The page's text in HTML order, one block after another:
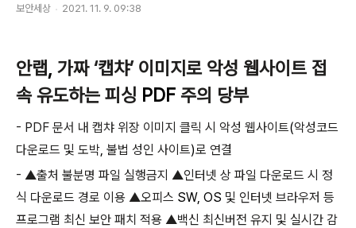
보안세상 2021. 11. 9. 09:38
안랩, 가짜 ‘캡챠’ 이미지로 악성 웹사이트 접
속 유도하는 피싱 PDF 주의 당부
- PDF 문서 내 캡챠 위장 이미지 클릭 시 악성 웹사이트(악성코드
다운로드 및 도박, 불법 성인 사이트)로 연결
- ▲출처 불분명 파일 실행금지 ▲인터넷 상 파일 다운로드 시 정
식 다운로드 경로 이용 ▲오피스 SW, OS 및 인터넷 브라우저 등
프로그램 최신 보안 패치 적용 ▲백신 최신버전 유지 및 실시간 감